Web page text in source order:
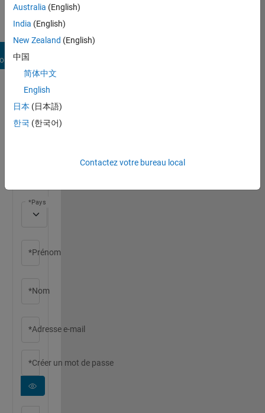
de
passe ?
Se
Créer
compte
*Pays
*Prénom
*Nom
*Adresse e-mail
*Créer un mot de passe
Australia (English)
India (English)
New Zealand (English)
中国
简体中文
English
日本 (日本語)
한국 (한국어)
Contactez votre bureau local